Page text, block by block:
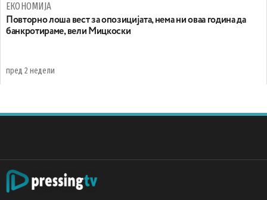
ЕКОНОМИЈА
Повторно лоша вест за опозицијата, нема ни оваа година да
банкротираме, вели Мицкоски
пред 2 недели